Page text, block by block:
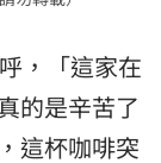
，「這家在
的是辛苦了
這杯咖啡突